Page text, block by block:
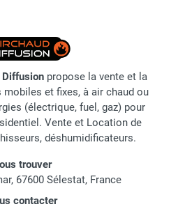
propose la vente et la
mobiles et fixes, à air chaud ou
(électrique, fuel, gaz) pour
Vente et Location de
déshumidificateurs.
trouver
67600 Sélestat, France
contacter